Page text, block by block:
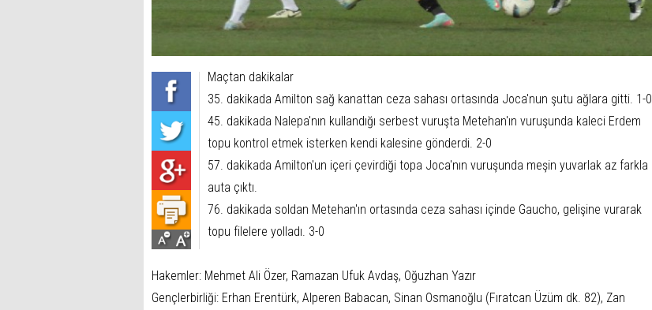
Maçtan dakikalar
35. dakikada Amilton sağ kanattan ceza sahası ortasında Joca'nun şutu ağlara gitti. 1-0
45. dakikada Nalepa'nın kullandığı serbest vuruşta Metehan'ın vuruşunda kaleci Erdem
topu kontrol etmek isterken kendi kalesine gönderdi. 2-0
57. dakikada Amilton'un içeri çevirdiği topa Joca'nın vuruşunda meşin yuvarlak az farkla
auta çıktı.
76. dakikada soldan Metehan'ın ortasında ceza sahası içinde Gaucho, gelişine vurarak
topu filelere yolladı. 3-0
Hakemler: Mehmet Ali Özer, Ramazan Ufuk Avdaş, Oğuzhan Yazır
Gençlerbirliği: Erhan Erentürk, Alperen Babacan, Sinan Osmanoğlu (Fıratcan Üzüm dk. 82), Zan